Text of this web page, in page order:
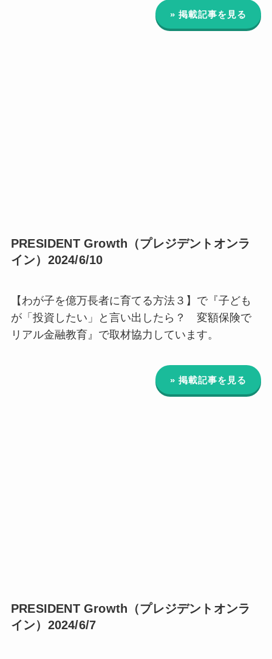
» 掲載記事を見る
PRESIDENT Growth（プレジデントオンラ
イン）2024/6/10
【わが子を億万長者に育てる方法３】で『子ども
が「投資したい」と言い出したら？ 変額保険で
リアル金融教育』で取材協力しています。
» 掲載記事を見る
PRESIDENT Growth（プレジデントオンラ
イン）2024/6/7